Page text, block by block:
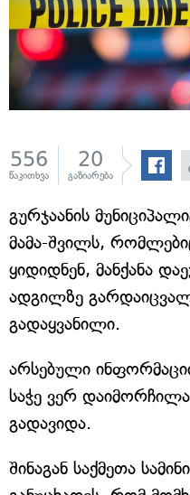
556
წაკითხვა
20
გაზიარება
გურჯაანის
მამა-შვილს,
ყიდიდნენ, მანქანა
ადგილზე
გადაყვანილი.
არსებული
საჭე ვერ
გადავიდა.
შინაგან საქმეთა